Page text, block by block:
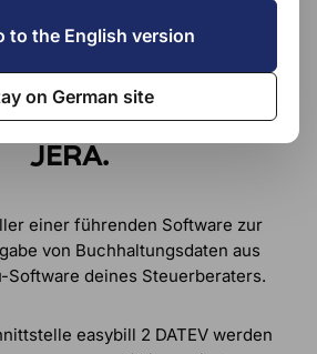
deine
mit
JERA.
einer führenden Software zur
von Buchhaltungsdaten aus
Software deines Steuerberaters.
easybill 2 DATEV werden
to the English version
on German site